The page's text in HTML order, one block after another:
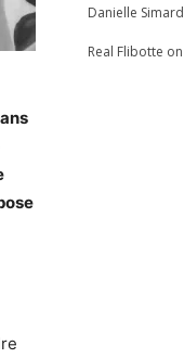
Danielle Simard
Real Flibotte on